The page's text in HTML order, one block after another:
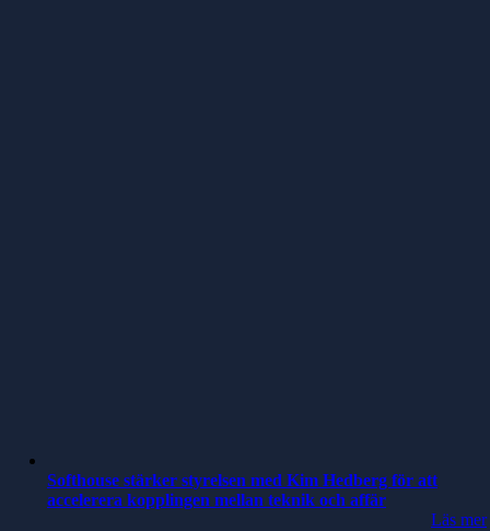
Softhouse stärker styrelsen med Kim Hedberg för att
accelerera kopplingen mellan teknik och affär
Läs mer